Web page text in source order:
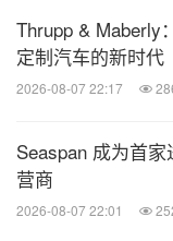
Thrupp & Maberly
定制汽车的新时代
2026-08-07 22:17
Seaspan 成为首
营商
2026-08-07 22:01